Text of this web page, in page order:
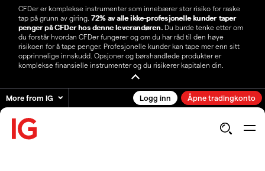
CFDer er komplekse instrumenter som innebærer stor risiko for raske
tap på grunn av giring. 72% av alle ikke-profesjonelle kunder taper
penger på CFDer hos denne leverandøren.Du burde tenke etter om
du forstår hvordan CFDer fungerer og om du har råd til den høye
risikoen for å tape penger. Profesjonelle kunder kan tape mer enn sitt
opprinnelige innskudd. Opsjoner og børshandlede produkter er
komplekse finansielle instrumenter og du risikerer kapitalen din.
More from IG Logg inn Åpne tradingkonto